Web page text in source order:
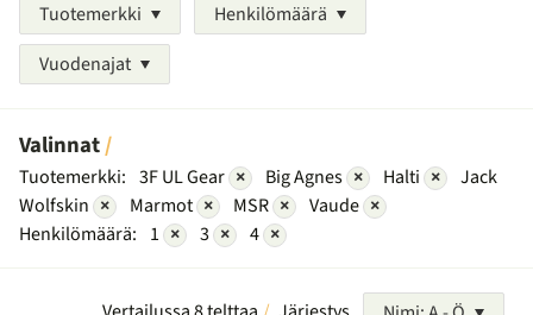
Tuotemerkki
Henkilömäärä
Vuodenajat
Valinnat
Tuotemerkki: 3F UL Gear × Big Agnes × Halti ×
Jack
Wolfskin × Marmot × MSR × Vaude ×
Henkilömäärä: 1 × 3 × 4 ×